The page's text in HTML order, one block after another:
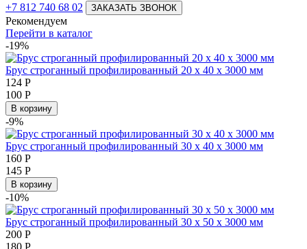
+7 812 740 68 02 ЗАКАЗАТЬ ЗВОНОК
Рекомендуем
Перейти в каталог
-19%
Брус строганный профилированный 20 х 40 х 3000 мм
124 Р
100 Р
В корзину
-9%
Брус строганный профилированный 30 х 40 х 3000 мм
160 Р
145 Р
В корзину
-10%
Брус строганный профилированный 30 х 50 х 3000 мм
200 Р
180 Р